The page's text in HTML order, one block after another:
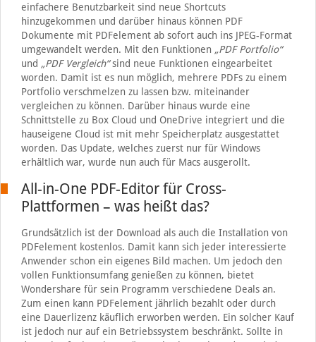
einfachere Benutzbarkeit sind neue Shortcuts
hinzugekommen und darüber hinaus können PDF
Dokumente mit PDFelement ab sofort auch ins JPEG-Format
umgewandelt werden. Mit den Funktionen „PDF Portfolio“
und „PDF Vergleich“sind neue Funktionen eingearbeitet
worden. Damit ist es nun möglich, mehrere PDFs zu einem
Portfolio verschmelzen zu lassen bzw. miteinander
vergleichen zu können. Darüber hinaus wurde eine
Schnittstelle zu Box Cloud und OneDrive integriert und die
hauseigene Cloud ist mit mehr Speicherplatz ausgestattet
worden. Das Update, welches zuerst nur für Windows
erhältlich war, wurde nun auch für Macs ausgerollt.
All-in-One PDF-Editor für Cross-
Plattformen – was heißt das?
Grundsätzlich ist der Download als auch die Installation von
PDFelement kostenlos. Damit kann sich jeder interessierte
Anwender schon ein eigenes Bild machen. Um jedoch den
vollen Funktionsumfang genießen zu können, bietet
Wondershare für sein Programm verschiedene Deals an.
Zum einen kann PDFelement jährlich bezahlt oder durch
eine Dauerlizenz käuflich erworben werden. Ein solcher Kauf
ist jedoch nur auf ein Betriebssystem beschränkt. Sollte in